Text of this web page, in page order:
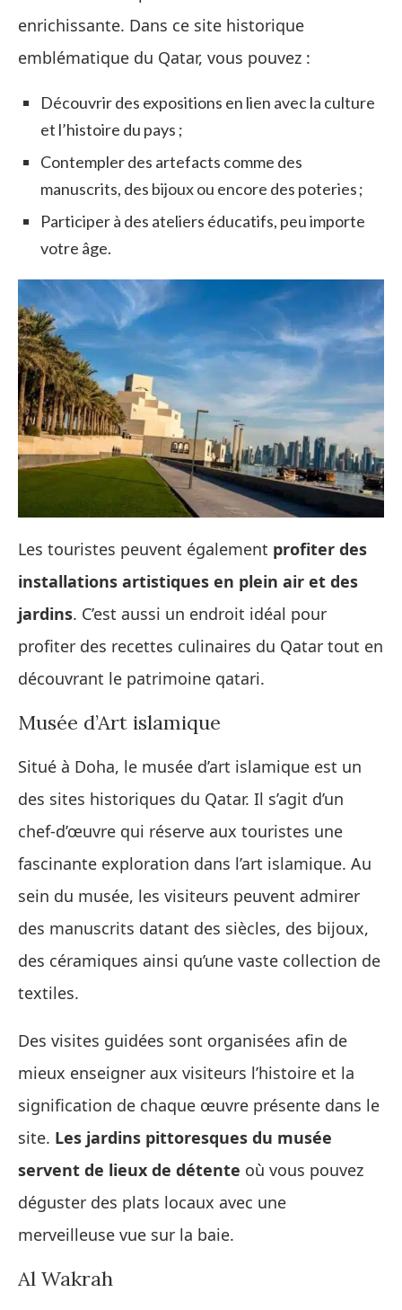
enrichissante. Dans ce site historique
emblématique du Qatar, vous pouvez :
Découvrir des expositions en lien avec la culture
et l’histoire du pays ;
Contempler des artefacts comme des
manuscrits, des bijoux ou encore des poteries ;
Participer à des ateliers éducatifs, peu importe
votre âge.
Les touristes peuvent également profiter des
installations artistiques en plein air et des
jardins. C’est aussi un endroit idéal pour
profiter des recettes culinaires du Qatar tout en
découvrant le patrimoine qatari.
Musée d’Art islamique
Situé à Doha, le musée d’art islamique est un
des sites historiques du Qatar. Il s’agit d’un
chef-d’œuvre qui réserve aux touristes une
fascinante exploration dans l’art islamique. Au
sein du musée, les visiteurs peuvent admirer
des manuscrits datant des siècles, des bijoux,
des céramiques ainsi qu’une vaste collection de
textiles.
Des visites guidées sont organisées afin de
mieux enseigner aux visiteurs l’histoire et la
signification de chaque œuvre présente dans le
site. Les jardins pittoresques du musée
servent de lieux de détente où vous pouvez
déguster des plats locaux avec une
merveilleuse vue sur la baie.
Al Wakrah